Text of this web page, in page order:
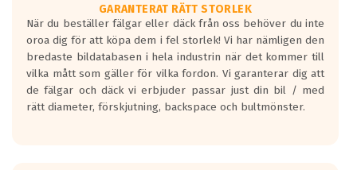
rullmotståndets ljud överträffa
motorljudet.
På däckmärkningen kommer det finnas
en symbol av ett däck med vågar. Hög
bullernivå markeras med svarta vågor
medans de vita vågorna påvisar om det är
ett tyst däck.
GARANTERAT RÄTT STORLEK
När du beställer fälgar eller däck från oss behöver du inte
oroa dig för att köpa dem i fel storlek! Vi har nämligen den
bredaste bildatabasen i hela industrin när det kommer till
vilka mått som gäller för vilka fordon. Vi garanterar dig att
de fälgar och däck vi erbjuder passar just din bil / med
rätt diameter, förskjutning, backspace och bultmönster.